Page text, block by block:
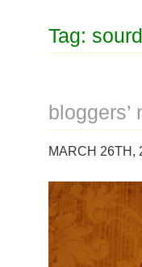
Tag:
MARCH 26TH,